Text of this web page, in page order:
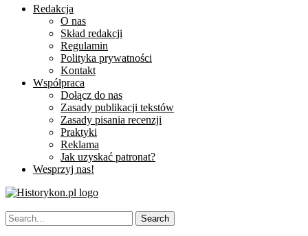
Redakcja
O nas
Skład redakcji
Regulamin
Polityka prywatności
Kontakt
Współpraca
Dołącz do nas
Zasady publikacji tekstów
Zasady pisania recenzji
Praktyki
Reklama
Jak uzyskać patronat?
Wesprzyj nas!